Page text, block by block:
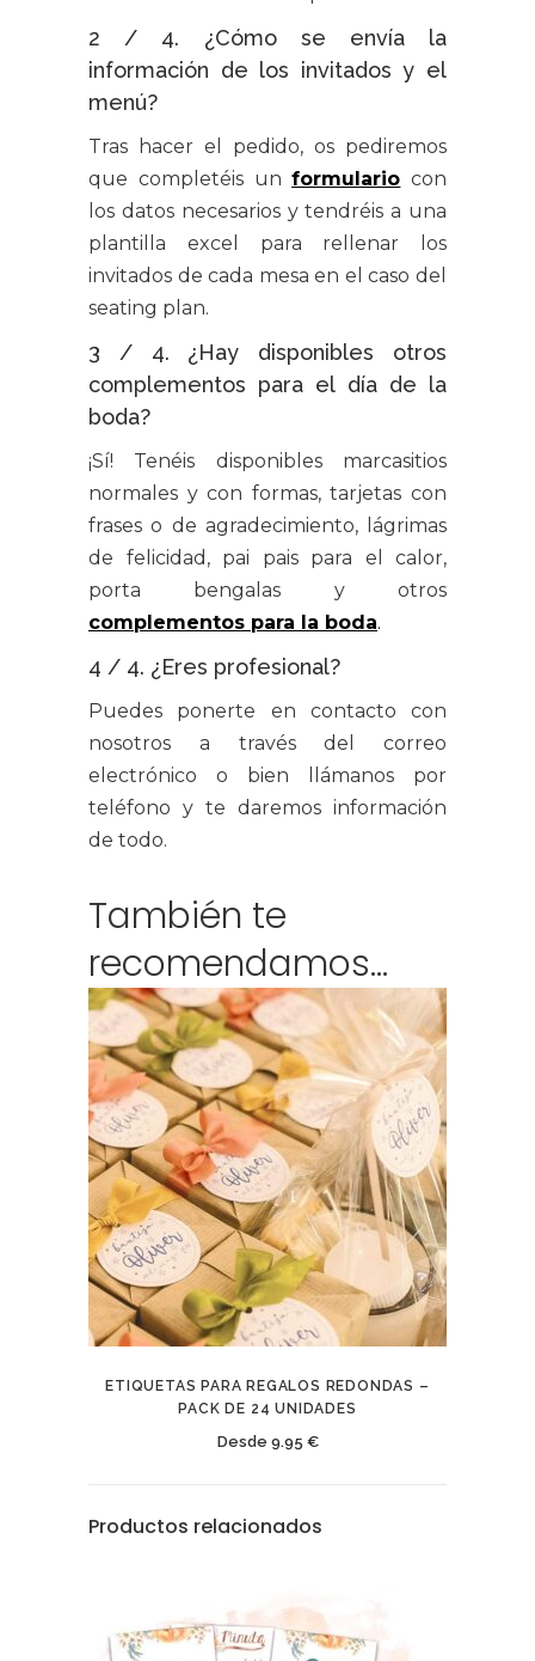
2 / 4. ¿Cómo se envía la
información de los invitados y el
menú?
Tras hacer el pedido, os pediremos
que completéis unformulario con
los datos necesarios y tendréis a una
plantilla excel para rellenar los
invitados de cada mesa en el caso del
seating plan.
3 / 4. ¿Hay disponibles otros
complementos para el día de la
boda?
¡Sí! Tenéis disponibles marcasitios
normales y con formas, tarjetas con
frases o de agradecimiento, lágrimas
de felicidad, pai pais para el calor,
porta bengalas y otros
complementos para la boda.
4 / 4. ¿Eres profesional?
Puedes ponerte en contacto con
nosotros a través del correo
electrónico o bien llámanos por
teléfono y te daremos información
de todo.
También te
recomendamos…
ETIQUETAS PARA REGALOS REDONDAS –
PACK DE 24 UNIDADES
Desde 9.95 €
Productos relacionados